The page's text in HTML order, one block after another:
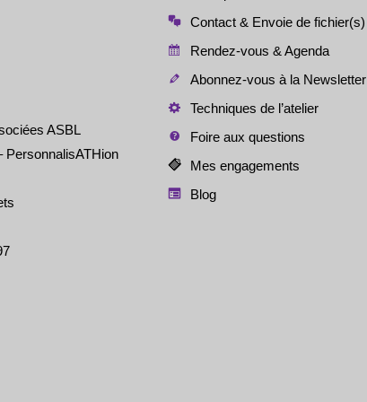
ASBL
PersonnalisATHion
Contact & Envoie de fichier(s)
Rendez-vous & Agenda
Abonnez-vous à la Newsletter
Techniques de l’atelier
Foire aux questions
Mes engagements
Blog